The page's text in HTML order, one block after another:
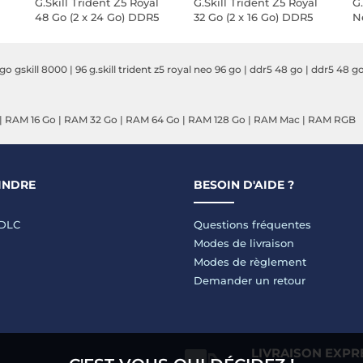
G.Skill Trident Z5 Royal
48 Go (2 x 24 Go) DDR5
G.Skill Trident Z5 Royal
32 Go (2 x 16 Go) DDR5
gskill 8000 | 96 g.skill trident z5 royal neo 96 go | ddr5 48 go | ddr5 48
| RAM 16 Go | RAM 32 Go | RAM 64 Go | RAM 128 Go | RAM Mac | RAM RGB
BESOIN D'AIDE ?
Questions fréquentes
Modes de livraison
Modes de règlement
Demander un retour
LIVRAISON